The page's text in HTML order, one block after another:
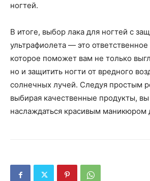
ногтей.
В итоге, выбор лака для ногтей с
ультрафиолета — это
которое поможет вам не только
но и защитить ногти от вредного
солнечных лучей. Следуя простым
выбирая качественные продукты,
наслаждаться красивым маникюром